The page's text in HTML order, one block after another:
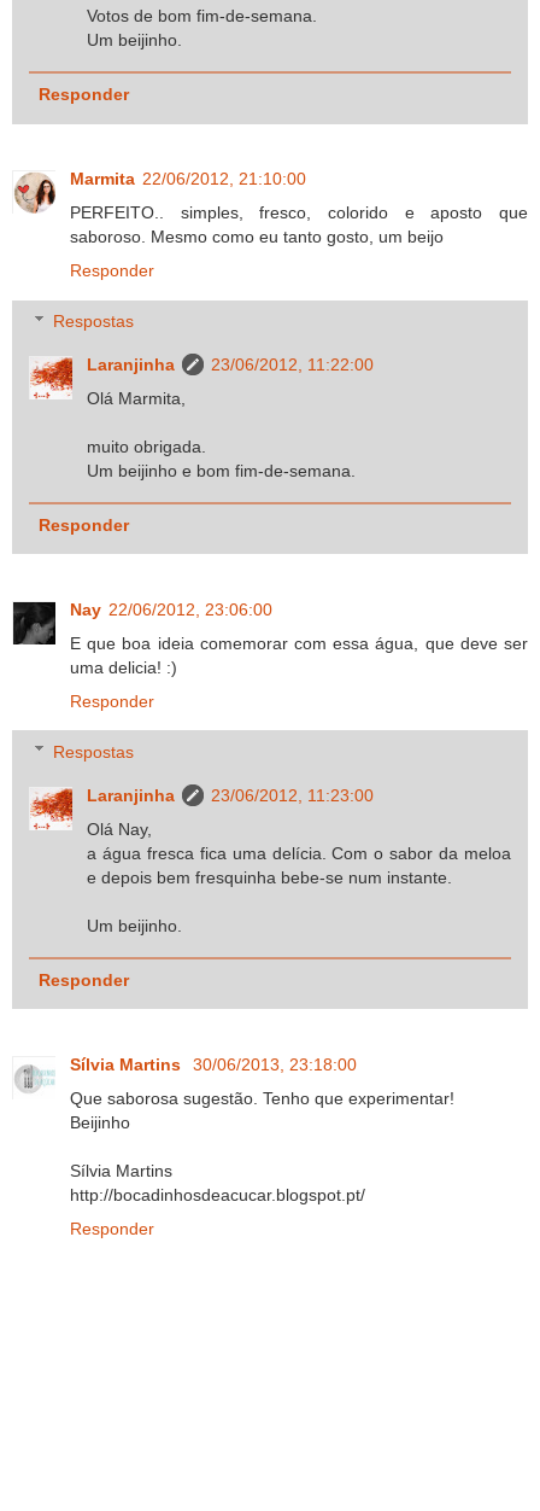
Votos de bom fim-de-semana.
Um beijinho.
Responder
Marmita 22/06/2012, 21:10:00
PERFEITO.. simples, fresco, colorido e aposto que
saboroso. Mesmo como eu tanto gosto, um beijo
Responder
Respostas
Laranjinha
23/06/2012, 11:22:00
Olá Marmita,
muito obrigada.
Um beijinho e bom fim-de-semana.
Responder
Nay 22/06/2012, 23:06:00
E que boa ideia comemorar com essa água, que deve ser
uma delicia! :)
Responder
Respostas
Laranjinha
23/06/2012, 11:23:00
Olá Nay,
a água fresca fica uma delícia. Com o sabor da meloa
e depois bem fresquinha bebe-se num instante.
Um beijinho.
Responder
Sílvia Martins
30/06/2013, 23:18:00
Que saborosa sugestão. Tenho que experimentar!
Beijinho
Sílvia Martins
http://bocadinhosdeacucar.blogspot.pt/
Responder